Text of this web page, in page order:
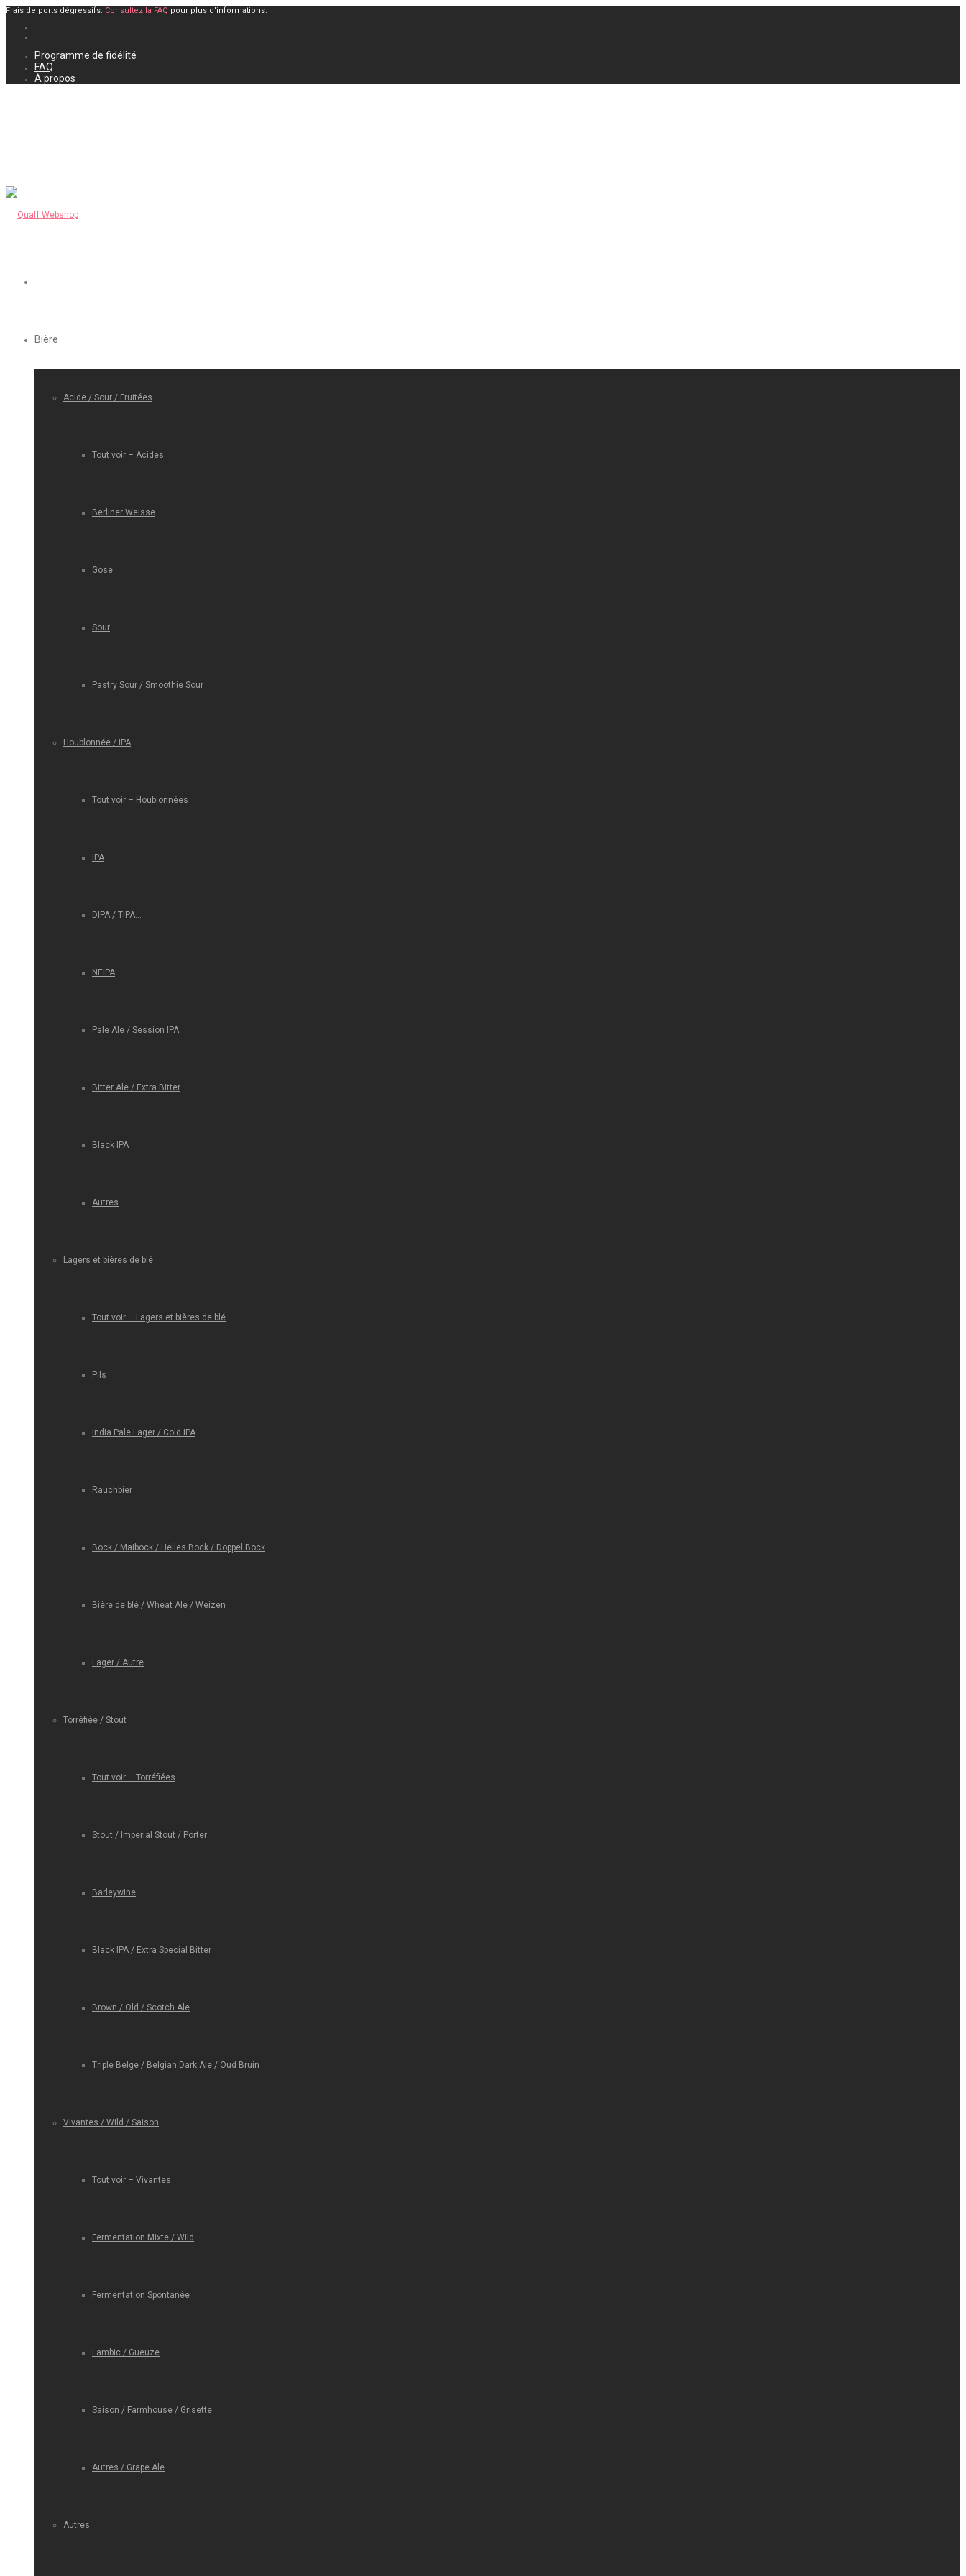
Frais de ports dégressifs. Consultez la FAQ pour plus d'informations.
Programme de fidélité
FAQ
À propos
Bière
Acide / Sour / Fruitées
Tout voir – Acides
Berliner Weisse
Gose
Sour
Pastry Sour / Smoothie Sour
Houblonnée / IPA
Tout voir – Houblonnées
IPA
DIPA / TIPA…
NEIPA
Pale Ale / Session IPA
Bitter Ale / Extra Bitter
Black IPA
Autres
Lagers et bières de blé
Tout voir – Lagers et bières de blé
Pils
India Pale Lager / Cold IPA
Rauchbier
Bock / Maibock / Helles Bock / Doppel Bock
Bière de blé / Wheat Ale / Weizen
Lager / Autre
Torréfiée / Stout
Tout voir – Torréfiées
Stout / Imperial Stout / Porter
Barleywine
Black IPA / Extra Special Bitter
Brown / Old / Scotch Ale
Triple Belge / Belgian Dark Ale / Oud Bruin
Vivantes / Wild / Saison
Tout voir – Vivantes
Fermentation Mixte / Wild
Fermentation Spontanée
Lambic / Gueuze
Saison / Farmhouse / Grisette
Autres / Grape Ale
Autres